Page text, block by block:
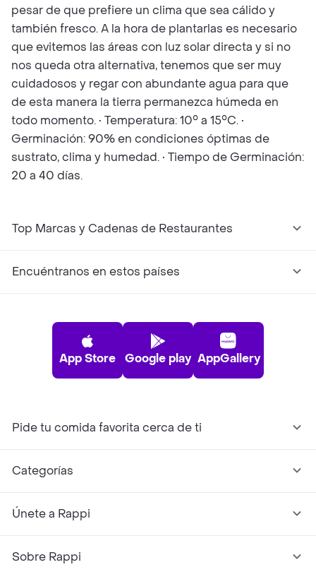
pesar de que prefiere un clima que sea cálido y
también fresco. A la hora de plantarlas es necesario
que evitemos las áreas con luz solar directa y si no
nos queda otra alternativa, tenemos que ser muy
cuidadosos y regar con abundante agua para que
de esta manera la tierra permanezca húmeda en
todo momento. • Temperatura: 10° a 15°C. •
Germinación: 90% en condiciones óptimas de
sustrato, clima y humedad. • Tiempo de Germinación:
20 a 40 días.
Top Marcas y Cadenas de Restaurantes
Encuéntranos en estos países
App Store Google play AppGallery
Pide tu comida favorita cerca de ti
Categorías
Únete a Rappi
Sobre Rappi